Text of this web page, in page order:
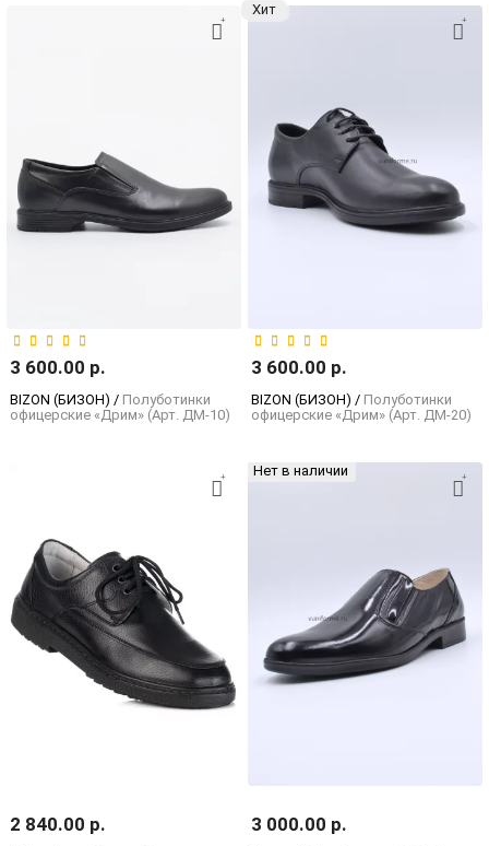
BIZON (БИЗОН) / Полуботинки
офицерские «Дрим» (Арт. ДМ-10)
3 600.00 р.
Хит
BIZON (БИЗОН) / Полуботинки
офицерские «Дрим» (Арт. ДМ-20)
3 600.00 р.
2 840.00 р.
Нет в наличии
3 000.00 р.